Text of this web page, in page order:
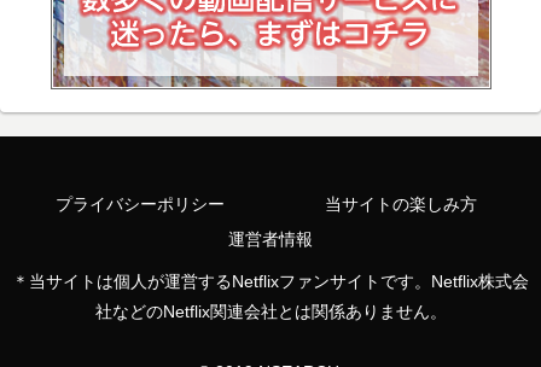
プライバシーポリシー
当サイトの楽しみ方
運営者情報
＊当サイトは個人が運営するNetflixファンサイトです。Netflix株式会
社などのNetflix関連会社とは関係ありません。